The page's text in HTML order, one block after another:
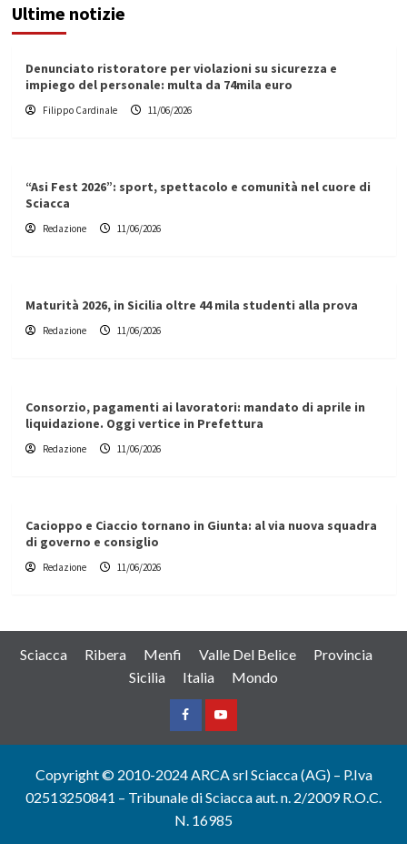
Ultime notizie
Denunciato ristoratore per violazioni su sicurezza e
impiego del personale: multa da 74mila euro
Filippo Cardinale 11/06/2026
“Asi Fest 2026”: sport, spettacolo e comunità nel cuore di
Sciacca
Redazione 11/06/2026
Maturità 2026, in Sicilia oltre 44 mila studenti alla prova
Redazione 11/06/2026
Consorzio, pagamenti ai lavoratori: mandato di aprile in
liquidazione. Oggi vertice in Prefettura
Redazione 11/06/2026
Cacioppo e Ciaccio tornano in Giunta: al via nuova squadra
di governo e consiglio
Redazione 11/06/2026
Sciacca Ribera Menfi Valle Del Belice
Provincia
Sicilia
Italia Mondo
FacebookYountube
Copyright © 2010-2024 ARCA srl Sciacca (AG) – P.Iva
02513250841 – Tribunale di Sciacca aut. n. 2/2009 R.O.C.
N. 16985